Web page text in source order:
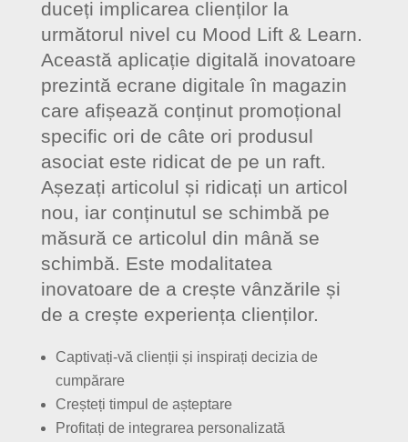
duceți implicarea clienților la
următorul nivel cu Mood Lift & Learn.
Această aplicație digitală inovatoare
prezintă ecrane digitale în magazin
care afișează conținut promoțional
specific ori de câte ori produsul
asociat este ridicat de pe un raft.
Așezați articolul și ridicați un articol
nou, iar conținutul se schimbă pe
măsură ce articolul din mână se
schimbă. Este modalitatea
inovatoare de a crește vânzările și
de a crește experiența clienților.
Captivați-vă clienții și inspirați decizia de
cumpărare
Creșteți timpul de așteptare
Profitați de integrarea personalizată